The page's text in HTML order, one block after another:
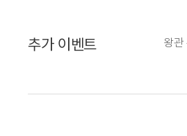
추가 이벤트 왕관